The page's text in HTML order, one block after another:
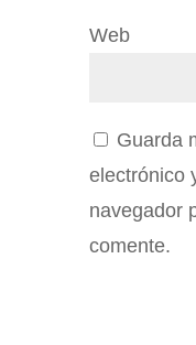
Web
Guarda
electrónico
navegador
comente.